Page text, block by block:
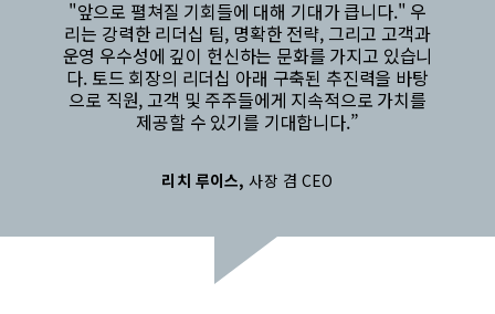
"앞으로 펼쳐질 기회들에 대해 기대가 큽니다." 우
리는 강력한 리더십 팀, 명확한 전략, 그리고 고객과
운영 우수성에 깊이 헌신하는 문화를 가지고 있습니
다. 토드 회장의 리더십 아래 구축된 추진력을 바탕
으로 직원, 고객 및 주주들에게 지속적으로 가치를
제공할 수 있기를 기대합니다.”
리치 루이스, 사장 겸 CEO